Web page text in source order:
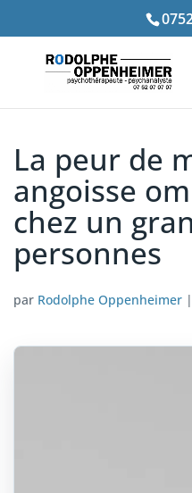
La peur de
angoisse
chez un
personnes
par Rodolphe Oppenheimer |